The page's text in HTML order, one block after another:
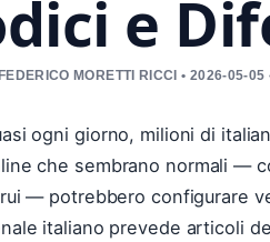
e
MORETTI RICCI • 2026-05-05
ogni giorno, milioni di
che sembrano normali —
— potrebbero configurare
italiano prevede articoli